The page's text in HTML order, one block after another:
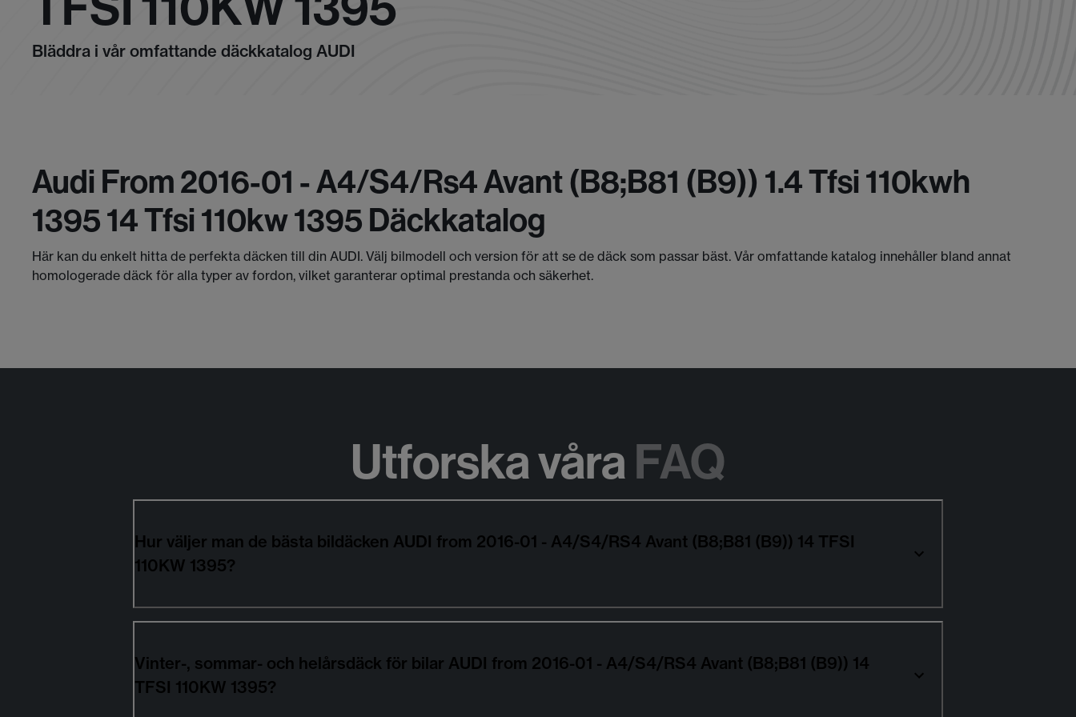
Bläddra i vår omfattande däckkatalog AUDI
Audi From 2016-01 - A4/s4/rs4 Avant (b8;b81 (b9)) 1.4 Tfsi 110kwh
1395 14 Tfsi 110kw 1395 Däckkatalog
Här kan du enkelt hitta de perfekta däcken till din AUDI. Välj bilmodell och version för att se de däck som passar bäst. Vår omfattande katalog innehåller bland annat
homologerade däck för alla typer av fordon, vilket garanterar optimal prestanda och säkerhet.
Utforska våraFAQ
Hur väljer man de bästa bildäcken AUDI from 2016-01 - A4/S4/RS4 Avant (B8;B81 (B9)) 14 TFSI
110KW 1395?
Vinter-, sommar- och helårsdäck för bilar AUDI from 2016-01 - A4/S4/RS4 Avant (B8;B81 (B9)) 14
TFSI 110KW 1395?